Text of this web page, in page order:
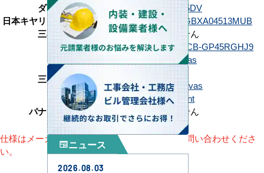
ダイキン SSRB45DTSSRB45DV
日本キヤリア（旧：東芝）
GBXA04513JMUB
GBXA04513MUB
三菱電機
該当機種がありません
日立
RCB-GP45RGH9 RCB-GP45RGHJ9
三菱重工
FDRZ456H6S-canvas
FDRZ456HK6S-canvas
FDRZ456HK6S-silent
パナソニック
該当機種がありません
仕様はメーカーによって異なります。詳細はお問い合わせくださ
い。
newspaperニュース
2026.08.03